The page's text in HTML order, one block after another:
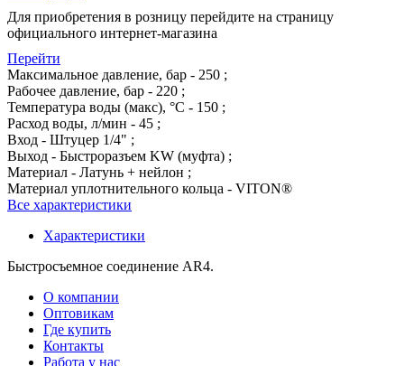
Для приобретения в розницу перейдите на страницу
официального интернет-магазина
Перейти
Максимальное давление, бар - 250 ;
Рабочее давление, бар - 220 ;
Температура воды (макс), °С - 150 ;
Расход воды, л/мин - 45 ;
Вход - Штуцер 1/4" ;
Выход - Быстроразъем KW (муфта) ;
Материал - Латунь + нейлон ;
Материал уплотнительного кольца - VITON®
Все характеристики
Характеристики
Быстросъемное соединение AR4.
О компании
Оптовикам
Где купить
Контакты
Работа у нас